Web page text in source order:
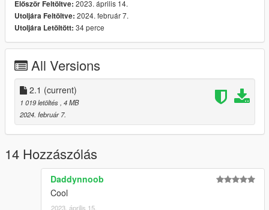
- Updated dlc pack
Először Feltöltve: 2023. április 14.
Utoljára Feltöltve: 2024. február 7.
Utoljára Letöltött: 34 perce
All Versions
2.1 (current)
1 019 letöltés , 4 MB
2024. február 7.
14 Hozzászólás
Daddynnoob
Cool
2023. április 15.